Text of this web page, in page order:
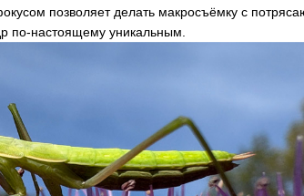
позволяет делать макросъёмку с
по-настоящему уникальным.